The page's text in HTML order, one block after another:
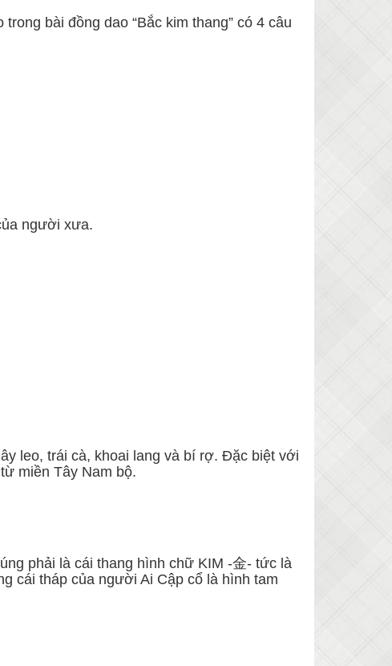
bài đồng dao “Bắc kim thang” có 4 câu
người xưa.
leo, trái cà, khoai lang và bí rợ. Đặc biệt với
miền Tây Nam bộ.
phải là cái thang hình chữ KIM -金- tức là
cái tháp của người Ai Cập cổ là hình tam